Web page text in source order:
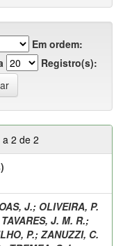
Em ordem:
Registro(s):
2 de 2
J.; OLIVEIRA, P.
TAVARES, J. M. R.;
P.; ZANUZZI, C.